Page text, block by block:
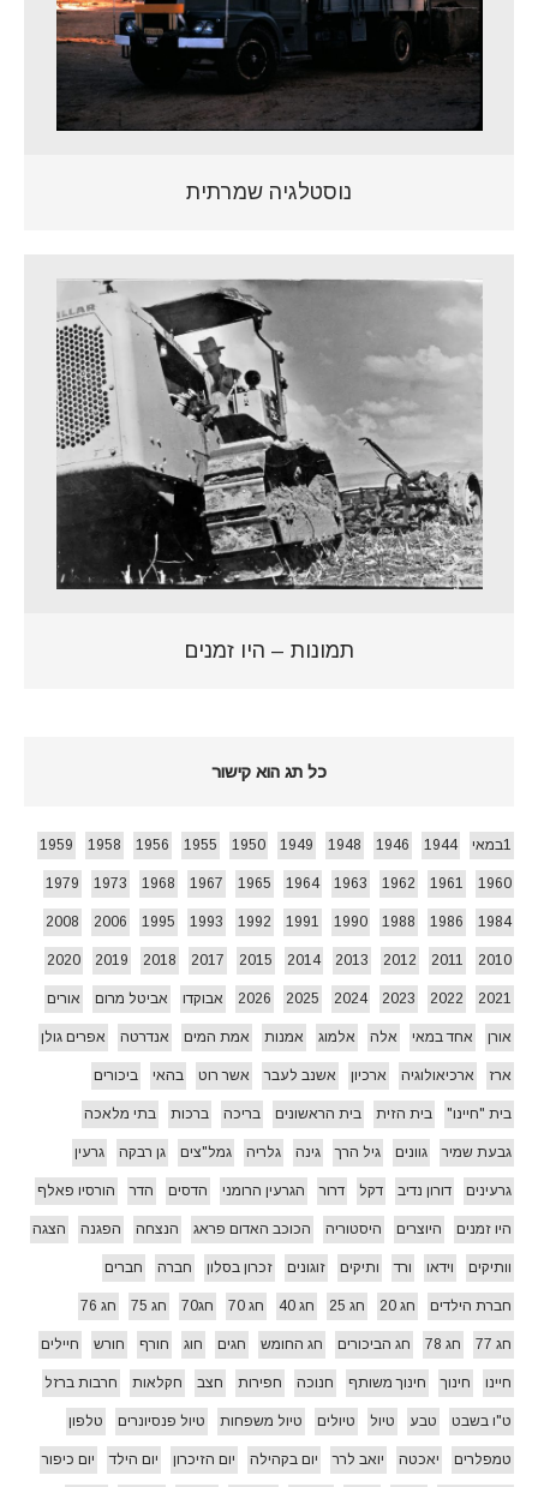
נוסטלגיה שמרתית
תמונות – היו זמנים
כל תג הוא קישור
1במאי 1944
1946
1948
1949
1950
1955
1956
1958
1959
1960
1961
1962
1963
1964
1965
1967
1968
1973
1979
1984
1986
1988
1990
1991
1992
1993
1995
2006
2008
2010
2011
2012
2013
2014
2015
2017
2018
2019
2020
2021
2022
2023
2024
2025
2026 אבוקדו אביטל מרום אורים
אורן אחד במאי אלה אלמוג אמנות אמת המים אנדרטה אפרים גולן
ארז ארכיאולוגיה ארכיון אשנב לעבר אשר רוט בהאי ביכורים
בית "חיינו" בית הזית בית הראשונים בריכה ברכות בתי מלאכה
גבעת שמיר גוונים גיל הרך גינה גלריה גמל"צים גן רבקה גרעין
גרעינים דורון נדיב דקל דרור הגרעין הרומני הדסים הדר הורסיו פאלף
היו זמנים היוצרים היסטוריה הכוכב האדום פראג הנצחה הפגנה הצגה
וותיקים וידאו ורד ותיקים זוגונים זכרון בסלון חברה חברים
חברת הילדים חג 20 חג 25 חג 40 חג 70 חג70 חג 75 חג 76
חג 77 חג 78 חג הביכורים חג החומש חגים חוג חורף חורש חיילים
חיינו חינוך חינוך משותף חנוכה חפירות חצב חקלאות חרבות ברזל
ט"ו בשבט טבע טיול טיולים טיול משפחות טיול פנסיונרים טלפון
טמפלרים יאכטה יואב לרר יום בקהילה יום הזיכרון יום הילד יום כיפור